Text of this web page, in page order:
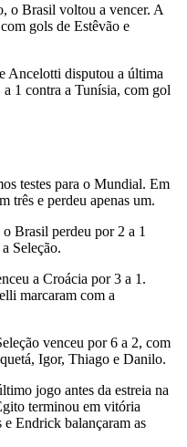
o Brasil voltou a vencer. A
gols de Estêvão e
Ancelotti disputou a última
1 contra a Tunísia, com gol
testes para o Mundial. Em
três e perdeu apenas um.
Brasil perdeu por 2 a 1
Seleção.
a Croácia por 3 a 1.
marcaram com a
venceu por 6 a 2, com
Igor, Thiago e Danilo.
jogo antes da estreia na
terminou em vitória
Endrick balançaram as